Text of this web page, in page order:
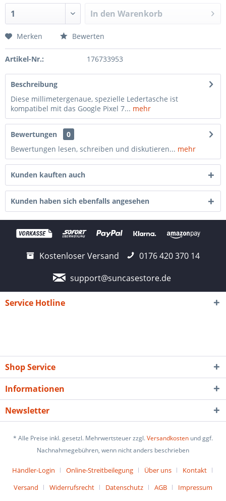
In den Warenkorb
Merken Bewerten
Artikel-Nr.: 176733953
Beschreibung
Diese millimetergenaue, spezielle Ledertasche ist
kompatibel mit das Google Pixel 7... mehr
Bewertungen
0
Bewertungen lesen, schreiben und diskutieren... mehr
Kunden kauften auch
Kunden haben sich ebenfalls angesehen
Kostenloser Versand
0176 420 370 14
support@suncasestore.de
Service Hotline
Shop Service
Informationen
Newsletter
* Alle Preise inkl. gesetzl. Mehrwertsteuer zzgl.Versandkosten und ggf.
Nachnahmegebühren, wenn nicht anders beschrieben
Händler-Login Online-Streitbeilegung Über uns
Kontakt
Versand
Widerrufsrecht Datenschutz AGB Impressum